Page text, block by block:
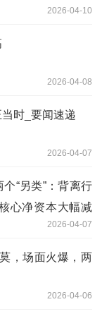
2026-04-10
2026-04-08
时_要闻速递
2026-04-07
“另类”：背离行
心净资本大幅减
2026-04-07
，场面火爆，两
2026-04-06